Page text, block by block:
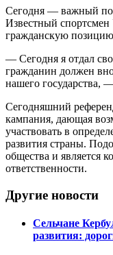
Сегодня — важный
Известный
гражданскую позицию
— Сегодня я отдал
гражданин должен
нашего государства,
Сегодняшний
кампания, дающая
участвовать в
развития страны.
общества и является
ответственности.
Другие новости
Сельчане
развития: